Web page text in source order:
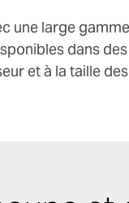
une large
dans
et à la taille